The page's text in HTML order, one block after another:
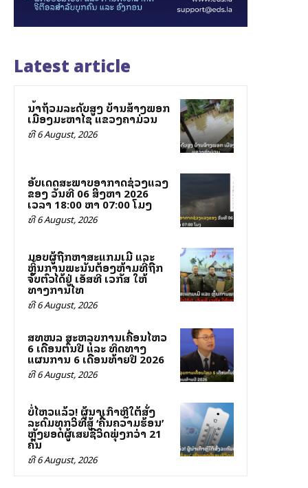
Latest article
ນ້ຳຖ້ວມລະດັບສູງ ບ້ານສ້າງພອກ
ເມືອງມະຫາໄຊ ແຂວງຄຳມ່ວນ
ທີ 6 August, 2026
ອັບເດດສະພາບອາກາດຊ່ວງແລງ
ຂອງ ວັນທີ 06 ສິງຫາ 2026
ເວລາ 18:00 ຫາ 07:00 ໂມງ
ທີ 6 August, 2026
ມອບຜູ້ຖືກຫາສະແກມເມີ ແລະ
ຫຼິ້ນການພະນັນຕ້ອງຫ້າມທີ່ຖືກ
ຈັບຕົວໄດ້ຢູ່ ເອັສທີ ເວກັສ ໃຫ້
ທາງການໄທ
ທີ 6 August, 2026
ສທໜລ ສະຫລຸບການເຄື່ອນໄຫວ
6 ເດືອນຕົ້ນປີ ແລະ ທິດທາງ
ແຜນການ 6 ເດືອນທ້າຍປີ 2026
ທີ 6 August, 2026
ບໍ່ໄຫວແລ້ວ! ຜູ້ນຳເກົາຫຼີໃຕ້ສັ່ງ
ລະດົມທຸກວິທີສູ້ ‘ຄື້ນຄວາມຮ້ອນ’
ຫຼັງຍອດຜູ້ເສຍຊີວິດພຸ່ງກວ່າ 21
ຄົນ
ທີ 6 August, 2026